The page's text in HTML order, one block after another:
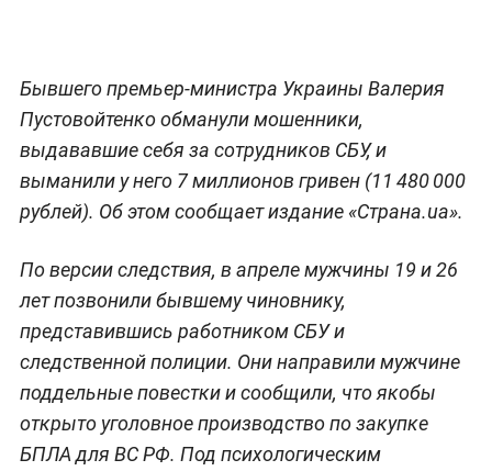
Бывшего премьер-министра Украины Валерия
Пустовойтенко обманули мошенники,
выдававшие себя за сотрудников СБУ, и
выманили у него 7 миллионов гривен (11 480 000
рублей). Об этом сообщает издание «Страна.ua».
По версии следствия, в апреле мужчины 19 и 26
лет позвонили бывшему чиновнику,
представившись работником СБУ и
следственной полиции. Они направили мужчине
поддельные повестки и сообщили, что якобы
открыто уголовное производство по закупке
БПЛА для ВС РФ. Под психологическим